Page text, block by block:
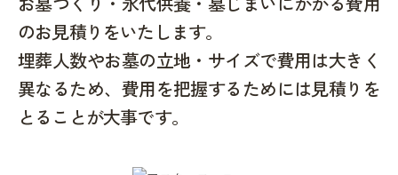
のお見積りをいたします。
埋葬人数やお墓の立地・サイズで費用は大きく
異なるため、費用を把握するためには見積りを
とることが大事です。